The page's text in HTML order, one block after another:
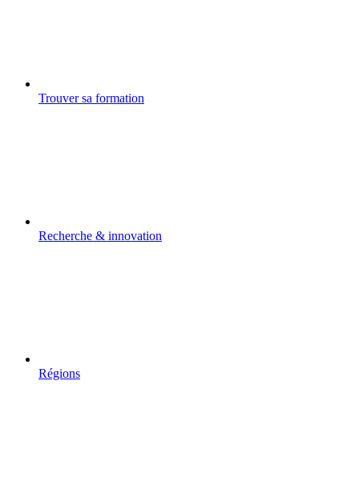
Trouver sa formation
Recherche & innovation
Régions